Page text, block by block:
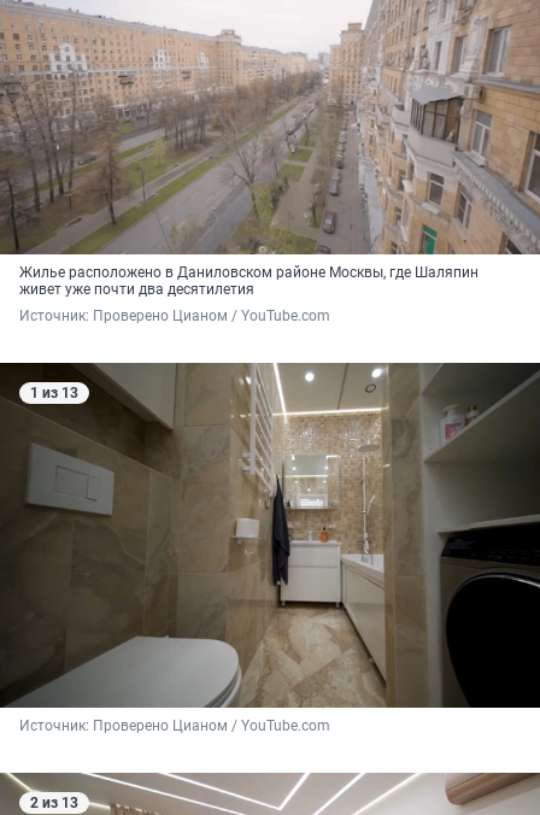
Жилье расположено в Даниловском районе Москвы, где Шаляпин
живет уже почти два десятилетия
Источник: Проверено Цианом / YouTube.com
1 из 13
Источник: Проверено Цианом / YouTube.com
2 из 13